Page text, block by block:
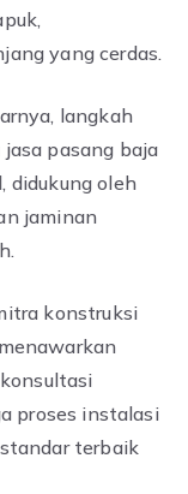
yang cerdas.
langkah
pasang baja
didukung oleh
jaminan
konstruksi
proses instalasi
terbaik